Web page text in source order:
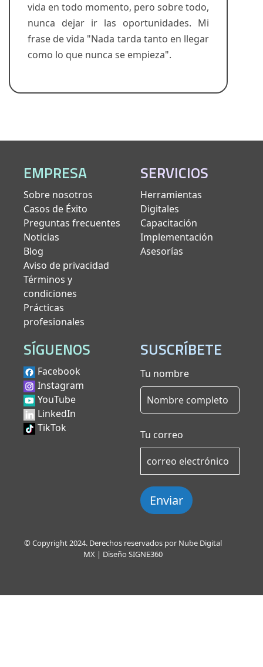
vida en todo momento, pero sobre todo,
nunca dejar ir las oportunidades. Mi
frase de vida "Nada tarda tanto en llegar
como lo que nunca se empieza".
EMPRESA
Sobre nosotros
Casos de Éxito
Preguntas frecuentes
Noticias
Blog
Aviso de privacidad
Términos y
condiciones
Prácticas
profesionales
SERVICIOS
Herramientas
Digitales
Capacitación
Implementación
Asesorías
SÍGUENOS
Facebook
Instagram
YouTube
LinkedIn
TikTok
SUSCRÍBETE
Tu nombre
Tu correo
Enviar
© Copyright 2024. Derechos reservados por Nube Digital
MX | Diseño SIGNE360